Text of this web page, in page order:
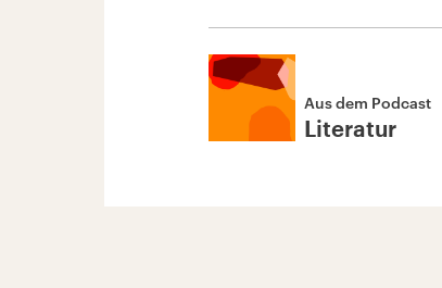
Aus dem Podcast
Literatur